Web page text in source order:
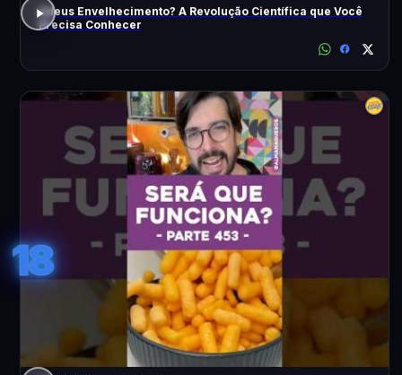
Adeus Envelhecimento? A Revolução Científica que Você
Precisa Conhecer
18